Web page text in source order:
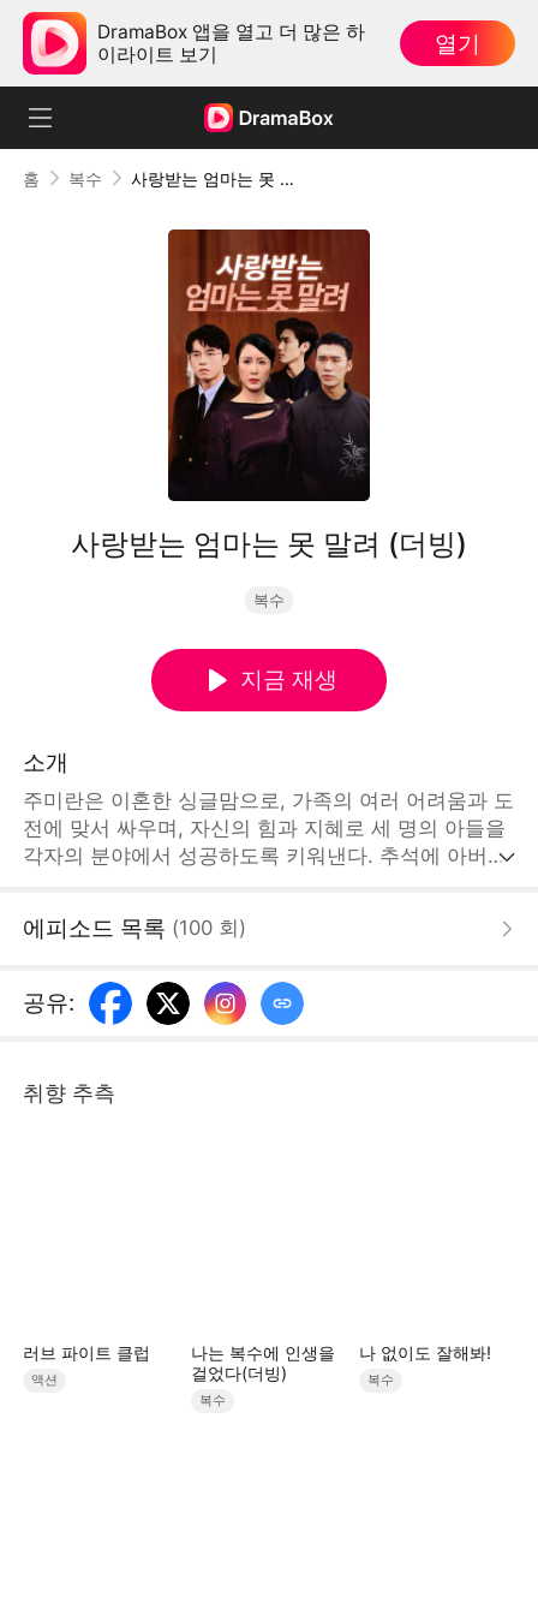
DramaBox 앱을 열고 더 많은 하
이라이트 보기
열기
홈 복수 사랑받는 엄마는 못 말려 (더빙)
사랑받는 엄마는 못 말려 (더빙)
복수
지금 재생
소개
주미란은 이혼한 싱글맘으로, 가족의 여러 어려움과 도
전에 맞서 싸우며, 자신의 힘과 지혜로 세 명의 아들을
각자의 분야에서 성공하도록 키워낸다. 추석에 아버지
아버지에게 계속해서 괴롭힘을 당한다. 하지만 주미란
찾게 된다. [STORYMATRIX PTE.LTD]
에피소드 목록 (100 회 )
공유:
취향 추측
러브 파이트 클럽
액션
나는 복수에 인생을
걸었다(더빙)
복수
나 없이도 잘해봐!
복수